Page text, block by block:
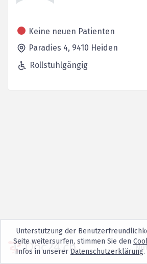
Keine neuen Patienten
Paradies 4, 9410 Heiden
Rollstuhlgängig
Unterstützung der
Seite weitersurfen, stimmen Sie den
Infos in unserer Datenschutzerklärung.